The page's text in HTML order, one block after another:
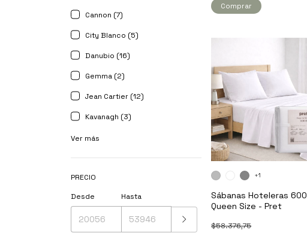
Cannon (7)
City Blanco (5)
Danubio (16)
Gemma (2)
Jean Cartier (12)
Kavanagh (3)
Ver más
PRECIO
Desde
Hasta
Comprar
Sábanas Hoteleras 600
Queen Size - Pret
$58.376,75
+1